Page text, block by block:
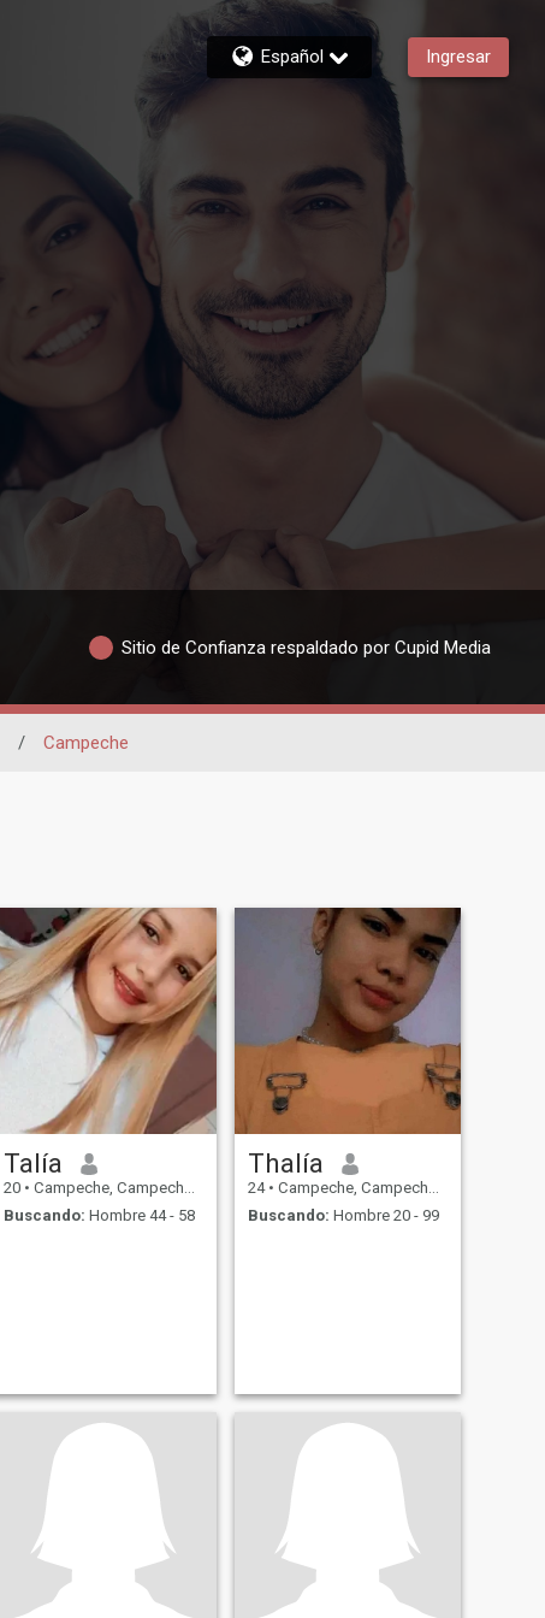
Español Ingresar
Sitio de Confianza respaldado por Cupid Media
/ Campeche
Talía
20 • Campeche, Campeche, México
Buscando: Hombre 44 - 58
Thalía
24 • Campeche, Campeche, México
Buscando: Hombre 20 - 99